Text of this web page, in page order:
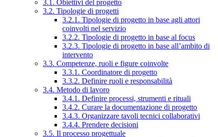
3.1. Obiettivi del progetto
3.2. Tipologie di progetti
3.2.1. Tipologie di progetto in base agli attori
coinvolti nel servizio
3.2.2. Tipologie di progetto in base al focus
3.2.3. Tipologie di progetto in base all’ambito di
intervento
3.3. Competenze, ruoli e figure coinvolte
3.3.1. Coordinatore di progetto
3.3.2. Definire ruoli e responsabilità
3.4. Metodo di lavoro
3.4.1. Definire processi, strumenti e rituali
3.4.2. Curare la documentazione di progetto
3.4.3. Organizzare tavoli tecnici collaborativi
3.4.4. Prendere decisioni
3.5. Il processo progettuale